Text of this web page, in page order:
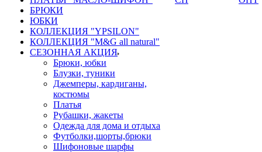
БРЮКИ
ЮБКИ
КОЛЛЕКЦИЯ "YPSILON"
КОЛЛЕКЦИЯ "M&G all natural"
СЕЗОННАЯ АКЦИЯ
Брюки, юбки
Блузки, туники
Джемперы, кардиганы,
костюмы
Платья
Рубашки, жакеты
Одежда для дома и отдыха
Футболки,шорты,брюки
Шифоновые шарфы